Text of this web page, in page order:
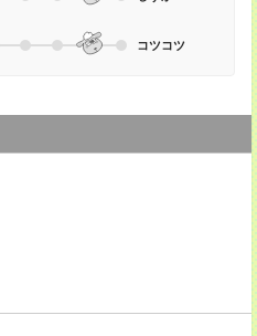
コツコツ